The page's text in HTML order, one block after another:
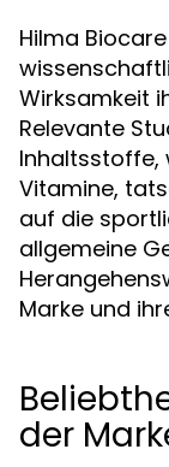
Hilma
Wirksamkeit
Relevante
Inhaltsstoffe,
Vitamine,
auf die
allgemeine
Marke und
der